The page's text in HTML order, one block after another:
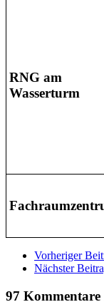
RNG am
Wasserturm
Vorheriger
Nächster
97